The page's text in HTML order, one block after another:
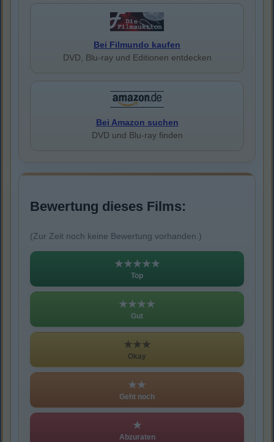
Bei Filmundo kaufen
DVD, Blu-ray und Editionen entdecken
Bei Amazon suchen
DVD und Blu-ray finden
Bewertung dieses Films:
(Zur Zeit noch keine Bewertung vorhanden.)
★★★★★
Top
★★★★
Gut
★★★
Okay
★★
Geht noch
★
Abzuraten